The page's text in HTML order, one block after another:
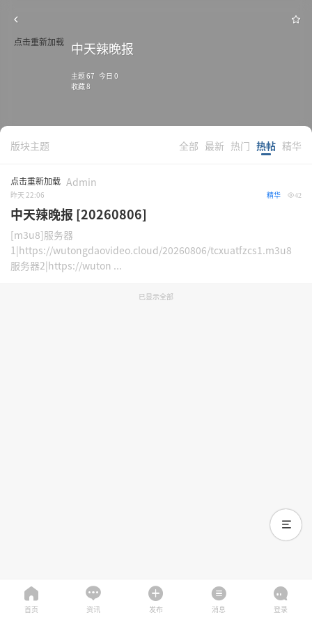
点击重新加载 中天辣晚报
主题 67 今日 0
收藏 8
版块主题 全部 最新 热门 热帖 精华
点击重新加载 Admin
昨天 22:06 42
精华
中天辣晚报 [20260806]
[m3u8]服务器
1|https://wutongdaovideo.cloud/20260806/tcxuatfzcs1.m3u8
服务器2|https://wuton ...
已显示全部
首页 资讯 发布 消息 登录